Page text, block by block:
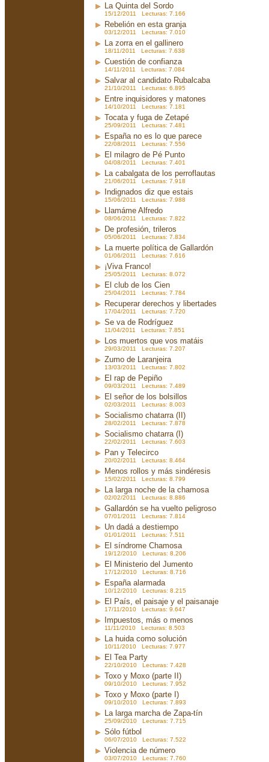
La Quinta del Sordo
15/12/2011 Lecturas: 7.166
Rebelión en esta granja
03/12/2011 Lecturas: 7.010
La zorra en el gallinero
18/11/2011 Lecturas: 7.638
Cuestión de confianza
14/11/2011 Lecturas: 7.084
Salvar al candidato Rubalcaba
21/10/2011 Lecturas: 6.895
Entre inquisidores y matones
14/10/2011 Lecturas: 7.181
Tocata y fuga de Zetapé
25/09/2011 Lecturas: 7.481
España no es lo que parece
22/08/2011 Lecturas: 7.556
El milagro de Pé Punto
04/08/2011 Lecturas: 7.401
La cabalgata de los perroflautas
21/06/2011 Lecturas: 7.918
Indignados diz que estais
15/06/2011 Lecturas: 7.988
Llamáme Alfredo
08/06/2011 Lecturas: 7.822
De profesión, trileros
05/06/2011 Lecturas: 7.834
La muerte política de Gallardón
01/06/2011 Lecturas: 7.616
¡Viva Franco!
25/05/2011 Lecturas: 8.072
El club de los Cien
25/04/2011 Lecturas: 7.784
Recuperar derechos y libertades
17/04/2011 Lecturas: 7.720
Se va de Rodríguez
11/04/2011 Lecturas: 7.851
Los muertos que vos matáis
29/03/2011 Lecturas: 7.207
Zumo de Laranjeira
13/03/2011 Lecturas: 7.802
El rap de Pepiño
09/03/2011 Lecturas: 7.489
El señor de los bolsillos
02/03/2011 Lecturas: 8.003
Socialismo chatarra (II)
28/02/2011 Lecturas: 7.878
Socialismo chatarra (I)
22/02/2011 Lecturas: 7.603
Pan y Telecirco
20/02/2011 Lecturas: 8.464
Menos rollos y más sindéresis
15/02/2011 Lecturas: 8.799
La larga noche de la chamosa
02/02/2011 Lecturas: 8.886
Gallardón se ha vuelto peligroso
07/01/2011 Lecturas: 7.814
Un dadá a destiempo
01/01/2011 Lecturas: 7.511
El síndrome Chamosa
19/12/2010 Lecturas: 8.206
El Ministerio del Jumento
17/12/2010 Lecturas: 8.716
España alarmada
10/12/2010 Lecturas: 8.215
El País, el paisaje y el paisanaje
17/11/2010 Lecturas: 9.647
Impuestos, más o menos
11/11/2010 Lecturas: 8.503
La huida como solución
10/11/2010 Lecturas: 7.977
El Tea Party
22/10/2010 Lecturas: 7.428
Toxo y Moxo (parte II)
09/10/2010 Lecturas: 7.952
Toxo y Moxo (parte I)
09/10/2010 Lecturas: 7.893
La larga marcha de Zapa-tín
25/09/2010 Lecturas: 7.715
Sólo fútbol
06/07/2010 Lecturas: 7.522
Violencia de número
03/07/2010 Lecturas: 7.760